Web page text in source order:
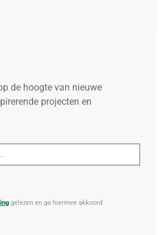
de hoogte van nieuwe
projecten en
gelezen en ga hiermee akkoord